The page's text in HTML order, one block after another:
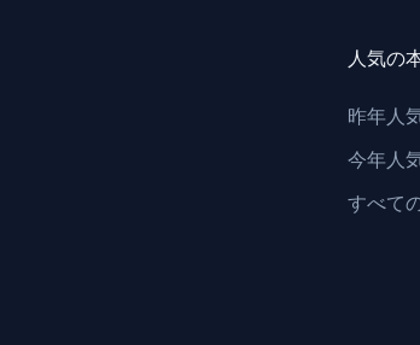
人気の
昨年人
今年人
すべて